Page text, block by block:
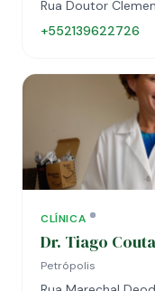
Rua Doutor
+552139622726
CLÍNICA
Dr. Tiago
Petrópolis